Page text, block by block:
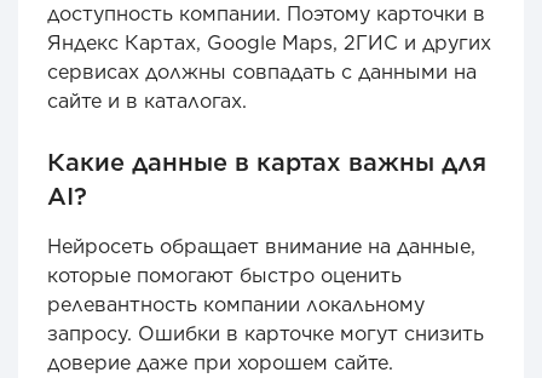
доступность компании. Поэтому карточки в
Яндекс Картах, Google Maps, 2ГИС и других
сервисах должны совпадать с данными на
сайте и в каталогах.
Какие данные в картах важны для
AI?
Нейросеть обращает внимание на данные,
которые помогают быстро оценить
релевантность компании локальному
запросу. Ошибки в карточке могут снизить
доверие даже при хорошем сайте.